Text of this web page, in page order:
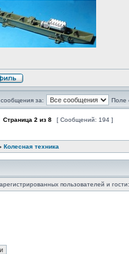
сообщения за: Поле
Страница 2 из 8 [ Сообщений: 194 ]
Колесная техника
пользователей и